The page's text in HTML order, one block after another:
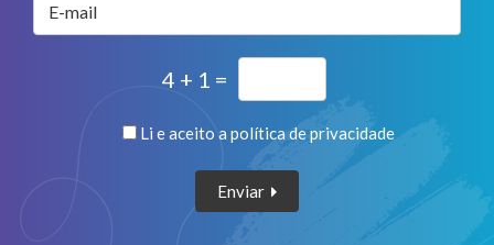
E-mail
4 + 1 =
Li e aceito a política de privacidade
Enviar